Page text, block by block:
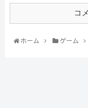
コ
ホーム ゲーム